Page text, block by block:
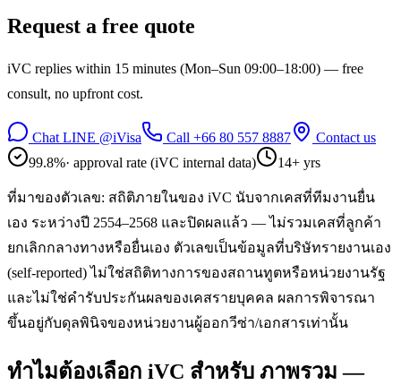
Request a free quote
iVC replies within 15 minutes (Mon–Sun 09:00–18:00) — free
consult, no upfront cost.
Chat LINE @iVisa Call +66 80 557 8887
Contact us
99.8%· approval rate (iVC internal data) 14+ yrs
ที่มาของตัวเลข: สถิติภายในของ iVC นับจากเคสที่ทีมงานยื่น
เอง ระหว่างปี 2554–2568 และปิดผลแล้ว — ไม่รวมเคสที่ลูกค้า
ยกเลิกกลางทางหรือยื่นเอง ตัวเลขเป็นข้อมูลที่บริษัทรายงานเอง
(self-reported) ไม่ใช่สถิติทางการของสถานทูตหรือหน่วยงานรัฐ
และไม่ใช่คำรับประกันผลของเคสรายบุคคล ผลการพิจารณา
ขึ้นอยู่กับดุลพินิจของหน่วยงานผู้ออกวีซ่า/เอกสารเท่านั้น
ทำไมต้องเลือก iVC สำหรับ ภาพรวม —